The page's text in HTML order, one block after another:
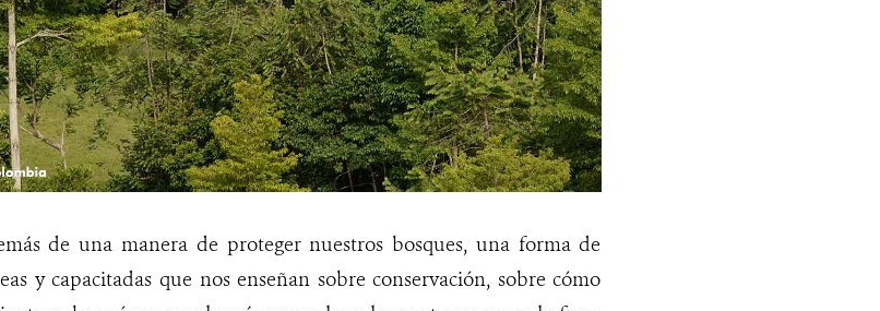
de una manera de proteger nuestros bosques, una forma de
y capacitadas que nos enseñan sobre conservación, sobre cómo